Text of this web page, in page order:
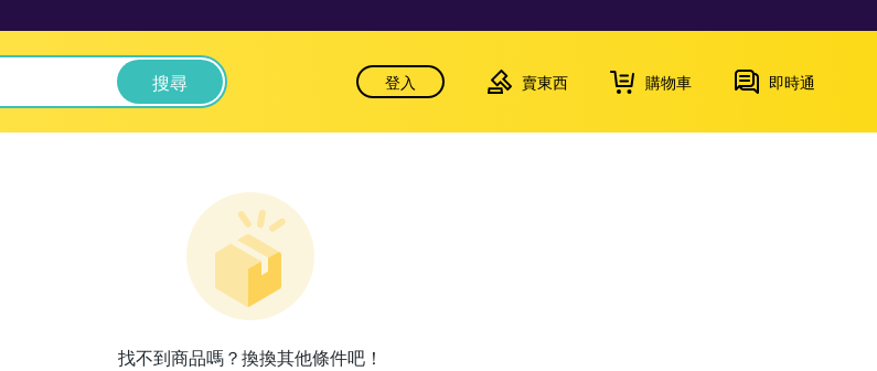
搜尋 登入 賣東西 購物車 即時通
找不到商品嗎？換換其他條件吧！